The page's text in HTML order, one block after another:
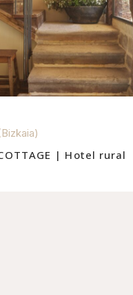
| Hotel rural